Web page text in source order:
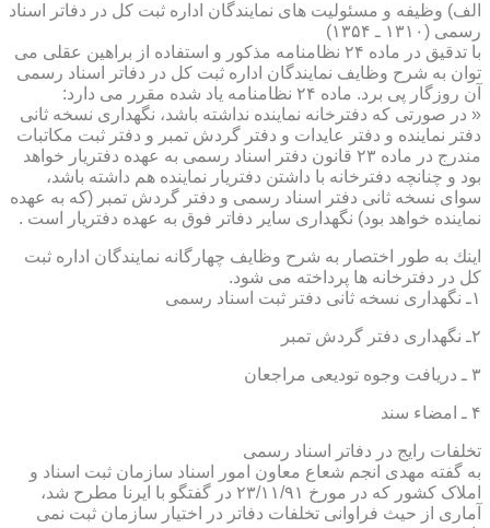
الف) وظیفه و مسئولیت های نمایندگان اداره ثبت كل در دفاتر اسناد
رسمی (۱۳۱۰ ـ ۱۳۵۴)
با تدقیق در ماده ۲۴ نظامنامه مذكور و استفاده از براهین عقلی می
توان به شرح وظایف نمایندگان اداره ثبت كل در دفاتر اسناد رسمی
آن روزگار پی برد. ماده ۲۴ نظامنامه یاد شده مقرر می دارد:
« در صورتی كه دفترخانه نماینده نداشته باشد، نگهداری نسخه ثانی
دفتر نماینده و دفتر عایدات و دفتر گردش تمبر و دفتر ثبت مكاتبات
مندرج در ماده ۲۳ قانون دفتر اسناد رسمی به عهده دفتریار خواهد
بود و چنانچه دفترخانه با داشتن دفتریار نماینده هم داشته باشد،
سوای نسخه ثانی دفتر اسناد رسمی و دفتر گردش تمبر (كه به عهده
نماینده خواهد بود) نگهداری سایر دفاتر فوق به عهده دفتریار است .
اینك به طور اختصار به شرح وظایف چهارگانه نمایندگان اداره ثبت
كل در دفترخانه ها پرداخته می شود.
۱ـ نگهداری نسخه ثانی دفتر ثبت اسناد رسمی
۲ـ نگهداری دفتر گردش تمبر
۳ ـ دریافت وجوه تودیعی مراجعان
۴ ـ امضاء سند
تخلفات رایج در دفاتر اسناد رسمی
به گفته مهدی انجم شعاع معاون امور اسناد سازمان ثبت اسناد و
املاک کشور که در مورخ ۲۳/۱۱/۹۱ در گفتگو با ایرنا مطرح شد،
آماری از حیث فراوانی تخلفات دفاتر در اختیار سازمان ثبت نمی